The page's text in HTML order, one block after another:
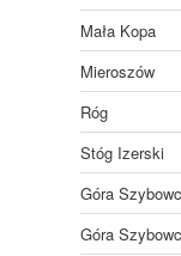
Mała Kopa
Mieroszów
Róg
Stóg Izerski
Góra
Góra